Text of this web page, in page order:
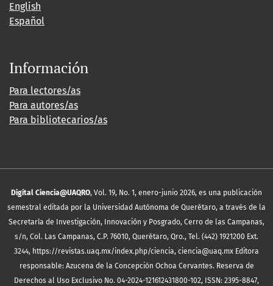
English
Español
Información
Para lectores/as
Para autores/as
Para bibliotecarios/as
Digital Ciencia@UAQRO, Vol. 19, No. 1, enero-junio 2026, es una publicación
semestral editada por la Universidad Autónoma de Querétaro, a través de la
Secretaría de Investigación, Innovación y Posgrado, Cerro de las Campanas,
s/n, Col. Las Campanas, C.P. 76010, Querétaro, Qro., Tel. (442) 1921200 Ext.
3244, https://revistas.uaq.mx/index.php/ciencia, ciencia@uaq.mx Editora
responsable: Azucena de la Concepción Ochoa Cervantes. Reserva de
Derechos al Uso Exclusivo No. 04-2024-121612431800-102, ISSN: 2395-8847,